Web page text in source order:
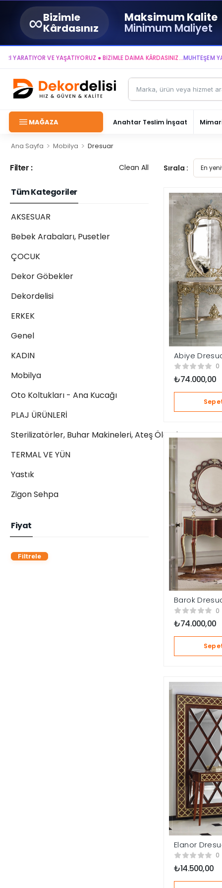
∞Bizimle
Kârdasınız
Maksimum Kalite
Minimum Maliyet
VE YAŞATIYORUZ ● BİZİMLE DAİMA KÂRDASINIZ...MUHTEŞEM YAŞAM
MAĞAZA Anahtar Teslim İnşaat
Ana Sayfa > Mobilya > Dresuar
Filter : Clean All
Tüm Kategoriler
AKSESUAR
Bebek Arabaları, Pusetler
ÇOCUK
Dekor Göbekler
Dekordelisi
ERKEK
Genel
KADIN
Mobilya
Oto Koltukları - Ana Kucağı
PLAJ ÜRÜNLERİ
Sterilizatörler, Buhar Makineleri, Ateş Ölçerler
TERMAL VE YÜN
Yastık
Zigon Sehpa
Fiyat
Filtrele
Sırala :
Abiye
0
₺74.000,00
Barok
0
₺74.000,00
Elanor
0
₺14.500,00